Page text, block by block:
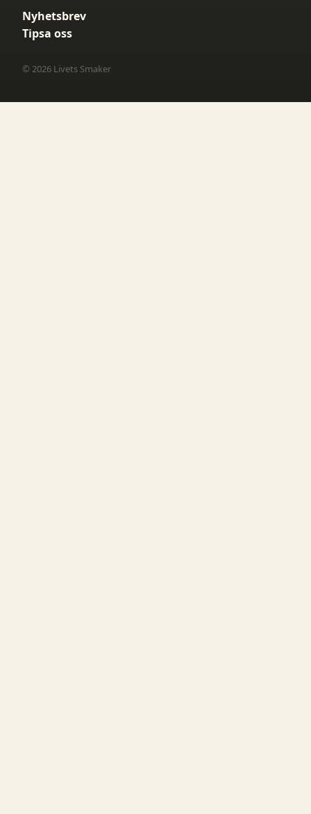
Nyhetsbrev
Tipsa oss
© 2026 Livets Smaker